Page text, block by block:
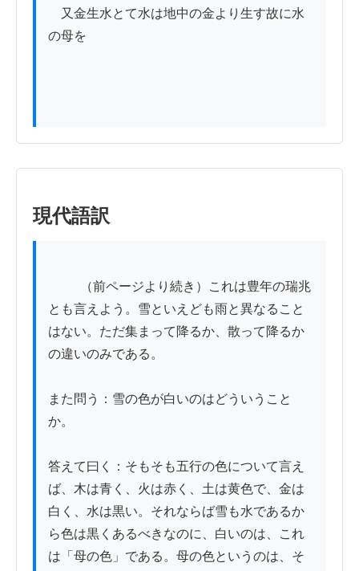
又金生水とて水は地中の金より生す故に水
の母を
現代語訳
とも言えよう。雪といえども雨と異なること
はない。ただ集まって降るか、散って降るか
の違いのみである。
また問う：雪の色が白いのはどういうこと
か。
答えて曰く：そもそも五行の色について言え
ば、木は青く、火は赤く、土は黄色で、金は
白く、水は黒い。それならば雪も水であるか
ら色は黒くあるべきなのに、白いのは、これ
は「母の色」である。母の色というのは、そ